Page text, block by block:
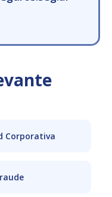
Corporativa